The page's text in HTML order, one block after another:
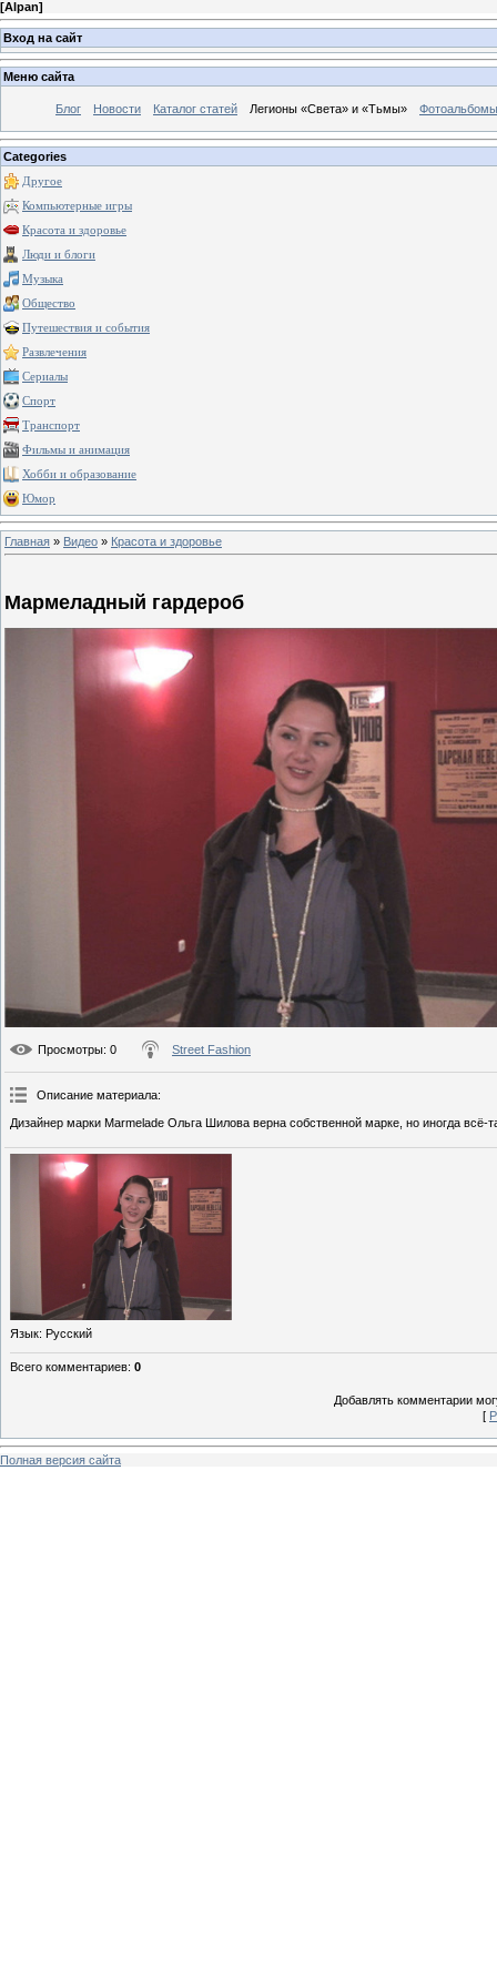
[Alpan]
Вход на сайт
Меню сайта
Блог Новости Каталог статей Легионы «Света» и «Тьмы» Фотоальбомы
Categories
Другое
Компьютерные игры
Красота и здоровье
Люди и блоги
Музыка
Общество
Путешествия и события
Развлечения
Сериалы
Спорт
Транспорт
Фильмы и анимация
Хобби и образование
Юмор
Главная » Видео » Красота и здоровье
Мармеладный гардероб
Просмотры: 0 Street Fashion
Описание материала:
Дизайнер марки Marmelade Ольга Шилова верна собственной марке, но иногда всё-
Язык: Русский
Всего комментариев: 0
Добавлять комментарии
[
Полная версия сайта